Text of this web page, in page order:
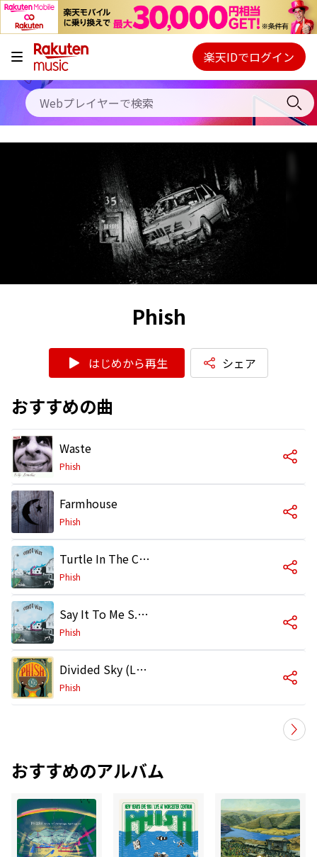
キャンペーン
料金プラン
使い方
初回30日間無料お試し
Webプレイヤー
ご契約内容の確認・変更
楽天IDでログイン
Phish
はじめから再生 シェア
おすすめの曲
Waste
Phish
Farmhouse
Phish
Turtle In The Clouds
Phish
Say It To Me S.A.N.T.O.S.
Phish
Divided Sky (Live at The Clifford Ball, August 16, 1996)
Phish
おすすめのアルバム